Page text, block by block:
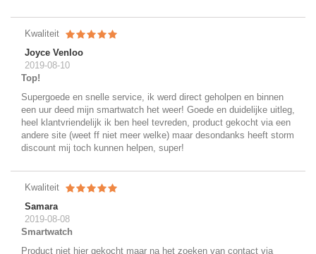
Kwaliteit
Joyce Venloo
2019-08-10
Top!
Supergoede en snelle service, ik werd direct geholpen en binnen
een uur deed mijn smartwatch het weer! Goede en duidelijke uitleg,
heel klantvriendelijk ik ben heel tevreden, product gekocht via een
andere site (weet ff niet meer welke) maar desondanks heeft storm
discount mij toch kunnen helpen, super!
Kwaliteit
Samara
2019-08-08
Smartwatch
Product niet hier gekocht maar na het zoeken van contact via